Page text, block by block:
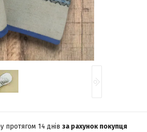
протягом 14 днів за рахунок покупця